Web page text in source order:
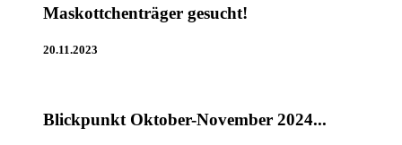
Maskottchenträger gesucht!
20.11.2023
Blickpunkt Oktober-November 2024...